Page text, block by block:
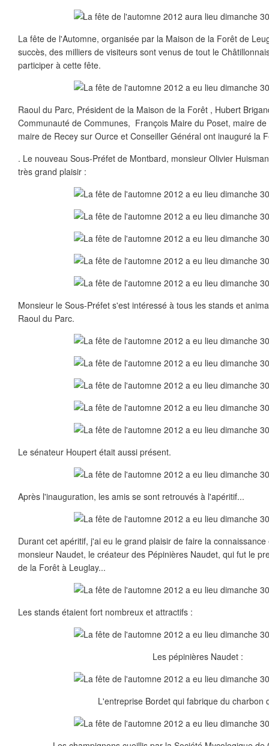
La fête de l'Automne, organisée par la Maison de la Forêt de
succès, des milliers de visiteurs sont venus de tout le
participer à cette fête.
Raoul du Parc, Président de la Maison de la Forêt , Hubert
Communauté de Communes, François Maire du Poset, maire
maire de Recey sur Ource et Conseiller Général ont inauguré la
. Le nouveau Sous-Préfet de Montbard, monsieur Olivier
très grand plaisir :
Monsieur le Sous-Préfet s'est intéressé à tous les stands et
Raoul du Parc.
Le sénateur Houpert était aussi présent.
Après l'inauguration, les amis se sont retrouvés à l'apéritif...
Durant cet apéritif, j'ai eu le grand plaisir de faire la
monsieur Naudet, le créateur des Pépinières Naudet, qui fut le
de la Forêt à Leuglay...
Les stands étaient fort nombreux et attractifs :
Les pépinières Naudet :
L'entreprise Bordet qui fabrique du charbon